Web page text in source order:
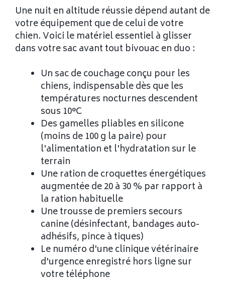
Une nuit en altitude réussie dépend autant de
votre équipement que de celui de votre
chien. Voici le matériel essentiel à glisser
dans votre sac avant tout bivouac en duo :
Un sac de couchage conçu pour les
chiens, indispensable dès que les
températures nocturnes descendent
sous 10°C
Des gamelles pliables en silicone
(moins de 100 g la paire) pour
l'alimentation et l'hydratation sur le
terrain
Une ration de croquettes énergétiques
augmentée de 20 à 30 % par rapport à
la ration habituelle
Une trousse de premiers secours
canine (désinfectant, bandages auto-
adhésifs, pince à tiques)
Le numéro d'une clinique vétérinaire
d'urgence enregistré hors ligne sur
votre téléphone